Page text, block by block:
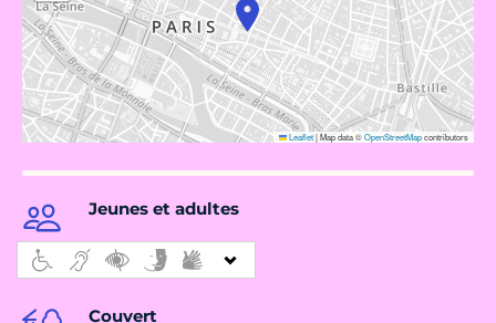
Leaflet|Map data ©OpenStreetMapcontributors
Jeunes et adultes
Couvert